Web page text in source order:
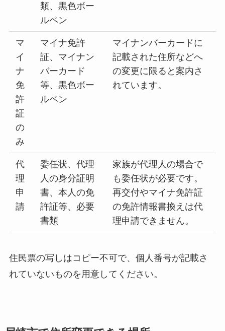
類、黒色ボー
ルペン
マ
イ
ナ
免
許
証
の
み
マイナ免許
証、マイナン
バーカード
等、黒色ボー
ルペン
マイナンバーカードに
記載された住所などへ
の変更に限ると案内さ
れています。
代
理
申
請
委任状、代理
人の身分証明
書、本人の免
許証等、必要
書類
家族が代理人の場合で
も委任状が必要です。
再交付やマイナ免許証
の免許情報書換えは代
理申請できません。
住民票の写しはコピー不可で、個人番号が記載さ
れていないものを用意してください。